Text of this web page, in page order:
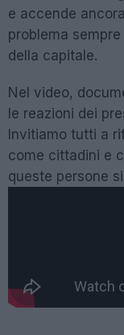
e accende
problema
della capitale.
Nel video,
le reazioni dei
Invitiamo tutti a
come cittadini e
queste persone